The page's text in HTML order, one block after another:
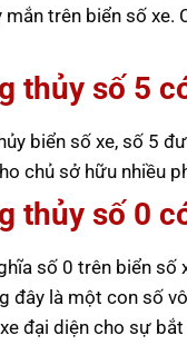
trên biển số xe.
thủy số 5
biển số xe, số 5
chủ sở hữu nhiều
thủy số 0
số 0 trên biển
đây là một con số
đại diện cho sự